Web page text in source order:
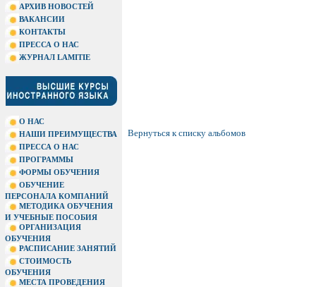
АРХИВ НОВОСТЕЙ
ВАКАНСИИ
КОНТАКТЫ
ПРЕССА О НАС
ЖУРНАЛ LAMITIE
О НАС
НАШИ ПРЕИМУЩЕСТВА
ПРЕССА О НАС
ПРОГРАММЫ
ФОРМЫ ОБУЧЕНИЯ
ОБУЧЕНИЕ
ПЕРСОНАЛА КОМПАНИЙ
МЕТОДИКА ОБУЧЕНИЯ
И УЧЕБНЫЕ ПОСОБИЯ
ОРГАНИЗАЦИЯ
ОБУЧЕНИЯ
РАСПИСАНИЕ ЗАНЯТИЙ
СТОИМОСТЬ
ОБУЧЕНИЯ
МЕСТА ПРОВЕДЕНИЯ
Вернуться к списку альбомов